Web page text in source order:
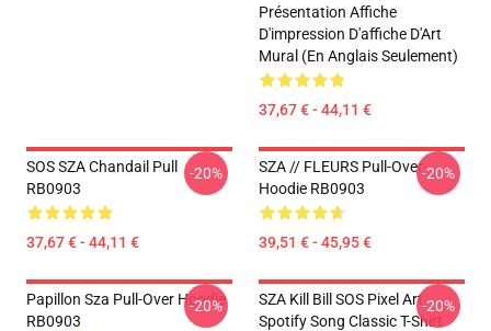
Présentation Affiche
D'impression D'affiche D'Art
Mural (en Anglais Seulement)
37,67 € - 44,11 €
SOS SZA Chandail Pull
RB0903
37,67 € - 44,11 €
-20%
SZA // FLEURS Pull-Over
Hoodie RB0903
39,51 € - 45,95 €
-20%
Papillon Sza Pull-Over Hoodie
RB0903
-20%
SZA Kill Bill SOS Pixel Art
Spotify Song Classic T-Shirt
-20%